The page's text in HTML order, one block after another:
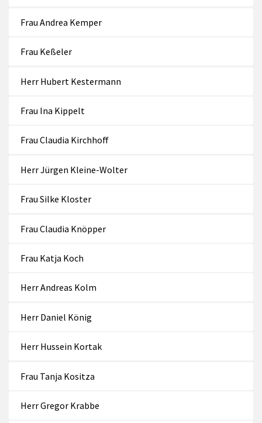
Frau Andrea Kemper
Frau Keßeler
Herr Hubert Kestermann
Frau Ina Kippelt
Frau Claudia Kirchhoff
Herr Jürgen Kleine-Wolter
Frau Silke Kloster
Frau Claudia Knöpper
Frau Katja Koch
Herr Andreas Kolm
Herr Daniel König
Herr Hussein Kortak
Frau Tanja Kositza
Herr Gregor Krabbe